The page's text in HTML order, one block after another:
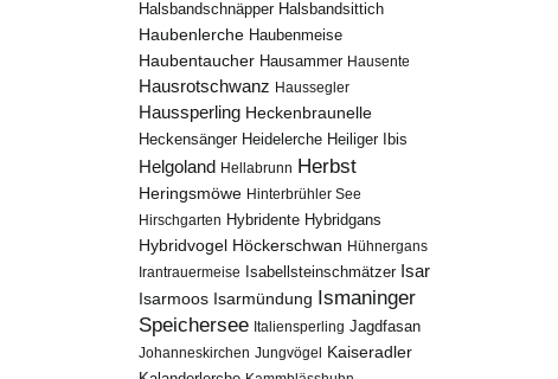
Halsbandschnäpper Halsbandsittich
Haubenlerche Haubenmeise
Haubentaucher Hausammer Hausente
Hausrotschwanz Haussegler
Haussperling Heckenbraunelle
Heckensänger Heidelerche Heiliger Ibis
Helgoland Hellabrunn Herbst
Heringsmöwe Hinterbrühler See
Hirschgarten Hybridente Hybridgans
Hybridvogel Höckerschwan Hühnergans
Irantrauermeise
Isabellsteinschmätzer Isar
Isarmoos Isarmündung Ismaninger
Speichersee Italiensperling Jagdfasan
Johanneskirchen Jungvögel Kaiseradler